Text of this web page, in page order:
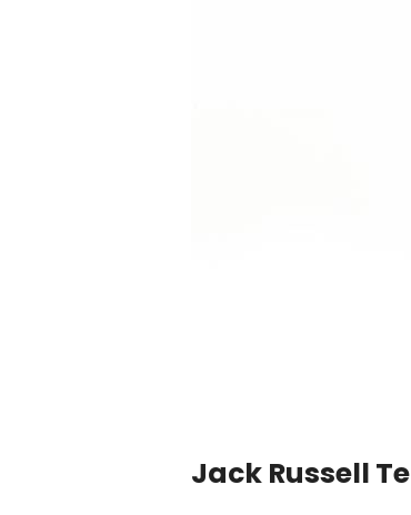
Jack Russell